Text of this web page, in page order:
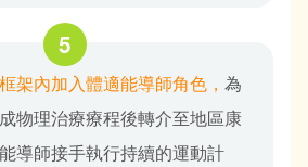
架內加入體適能導師角色，為
物理治療療程後轉介至地區康
導師接手執行持續的運動計